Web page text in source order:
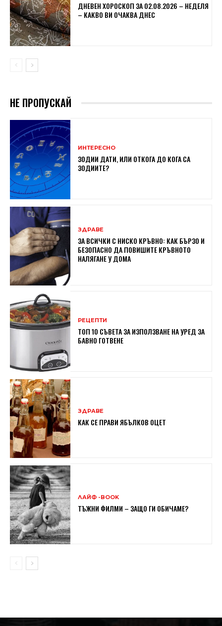
ДНЕВЕН ХОРОСКОП ЗА 02.08.2026 – НЕДЕЛЯ
– КАКВО ВИ ОЧАКВА ДНЕС
НЕ ПРОПУСКАЙ
ИНТЕРЕСНО
ЗОДИИ ДАТИ, ИЛИ ОТКОГА ДО КОГА СА
ЗОДИИТЕ?
ЗДРАВЕ
ЗА ВСИЧКИ С НИСКО КРЪВНО: КАК БЪРЗО И
БЕЗОПАСНО ДА ПОВИШИТЕ КРЪВНОТО
НАЛЯГАНЕ У ДОМА
РЕЦЕПТИ
ТОП 10 СЪВЕТА ЗА ИЗПОЛЗВАНЕ НА УРЕД ЗА
БАВНО ГОТВЕНЕ
ЗДРАВЕ
КАК СЕ ПРАВИ ЯБЪЛКОВ ОЦЕТ
ЛАЙФ -BOOK
ТЪЖНИ ФИЛМИ – ЗАЩО ГИ ОБИЧАМЕ?